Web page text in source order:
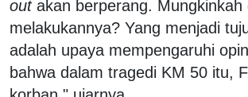
outakan berperang. Mungkinkah
melakukannya? Yang menjadi
adalah upaya mempengaruhi
bahwa dalam tragedi KM 50 itu,